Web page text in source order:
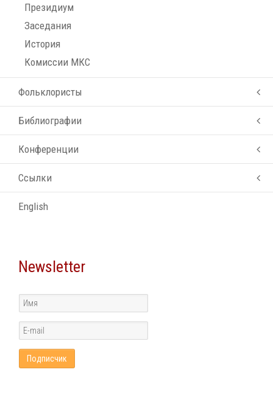
Президиум
Заседания
История
Комиссии МКС
Фольклористы
Библиографии
Конференции
Ссылки
English
Newsletter